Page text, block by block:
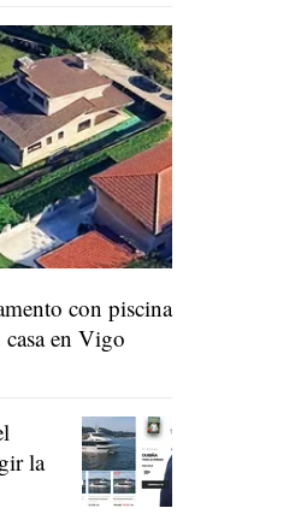
con piscina
en Vigo
la